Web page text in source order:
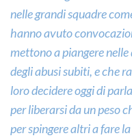
nelle grandi squadre
hanno avuto
mettono a piangere
degli abusi subiti, e che
loro decidere oggi di
per liberarsi da un peso
per spingere altri a fare